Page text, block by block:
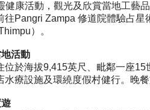
健康活動，觀光及欣賞當地工藝
往Pangri Zampa 修道院體驗占
）。
活動
位於海拔9,415英尺、毗鄰一座15
水療設施及環繞度假村健行。 晚